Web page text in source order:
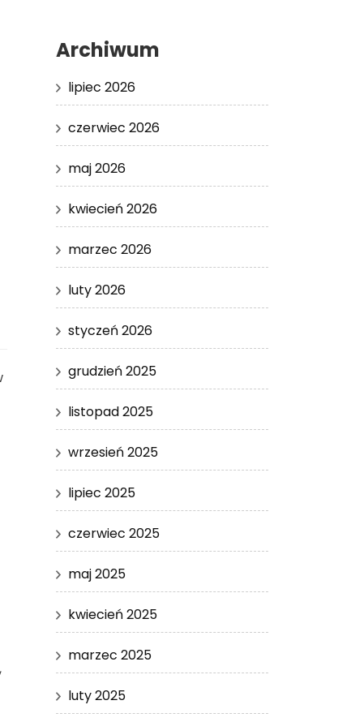
Archiwum
lipiec 2026
czerwiec 2026
maj 2026
kwiecień 2026
marzec 2026
luty 2026
styczeń 2026
grudzień 2025
listopad 2025
wrzesień 2025
lipiec 2025
czerwiec 2025
maj 2025
kwiecień 2025
marzec 2025
luty 2025